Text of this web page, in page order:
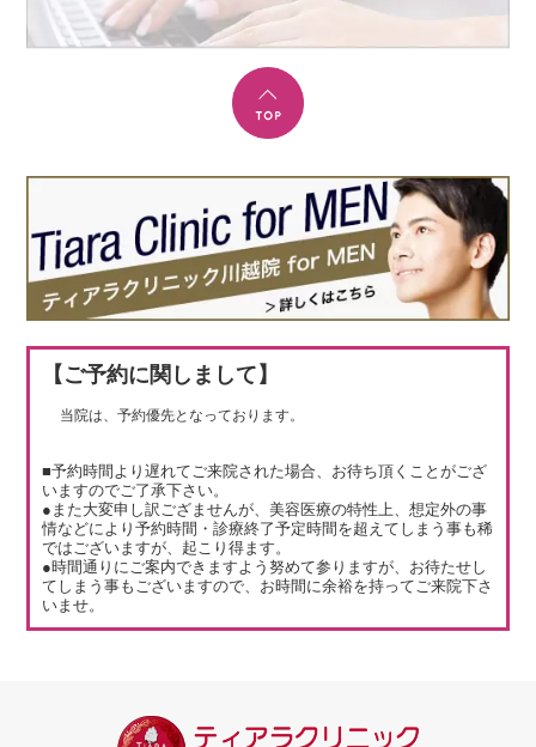
【ご予約に関しまして】
当院は、予約優先となっております。
■予約時間より遅れてご来院された場合、お待ち頂くことがござ
いますのでご了承下さい。
●また大変申し訳ござませんが、美容医療の特性上、想定外の事
情などにより予約時間・診療終了予定時間を超えてしまう事も稀
ではございますが、起こり得ます。
●時間通りにご案内できますよう努めて参りますが、お待たせし
てしまう事もございますので、お時間に余裕を持ってご来院下さ
いませ。